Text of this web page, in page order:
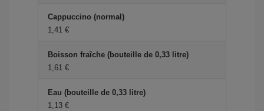
Cappuccino (normal)
1,41 €
Boisson fraîche (bouteille de 0,33 litre)
1,61 €
Eau (bouteille de 0,33 litre)
1,13 €